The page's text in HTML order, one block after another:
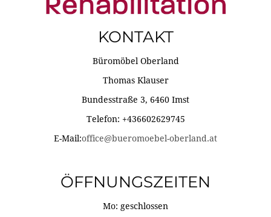
KONTAKT
Büromöbel Oberland
Thomas Klauser
Bundesstraße 3, 6460 Imst
Telefon: +436602629745
E-Mail:office@bueromoebel-oberland.at
ÖFFNUNGSZEITEN
Mo: geschlossen